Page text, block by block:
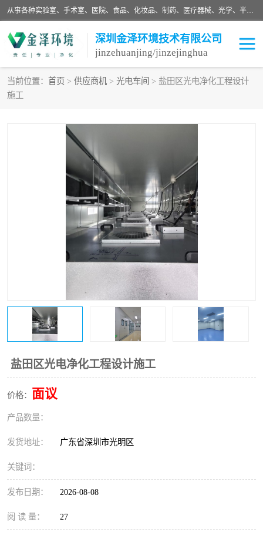
从事各种实验室、手术室、医院、食品、化妆品、制药、医疗器械、光学、半导体、精密电子等无尘车间行业的洁净车间装修设计、净化设备、恒温恒湿空调的设计制作与安装、净化系统工程项目施工及其技术支持服务。
深圳金泽环境技术有限公司
jinzehuanjing/jinzejinghua
当前位置： 首页 > 供应商机 > 光电车间 > 盐田区光电净化工程设计
施工
盐田区光电净化工程设计施工
价格： 面议
产品数量：
发货地址： 广东省深圳市光明区
关键词：
发布日期： 2026-08-08
阅 读 量： 27
耗材
GMP车间净化
生命工程
食品饮料
光电车间
恒温恒湿净化空调 过滤器
百级